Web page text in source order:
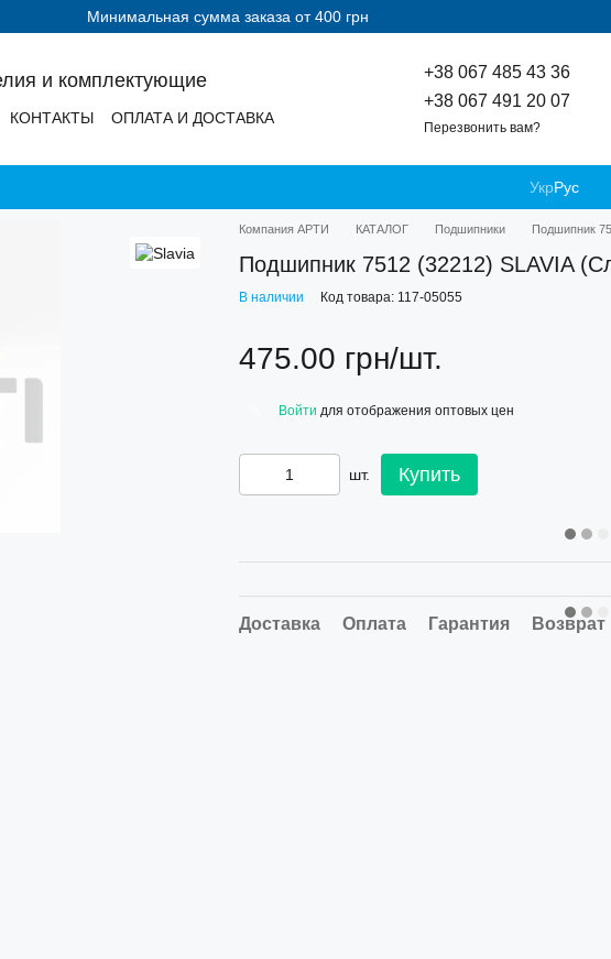
Минимальная сумма заказа от 400 грн
и комплектующие
КОНТАКТЫ
ОПЛАТА И ДОСТАВКА
+38 067 485 43 36
+38 067 491 20 07
Перезвонить вам?
УкрРус
Компания АРТИ КАТАЛОГ Подшипники Подшипник
Подшипник 7512 (32212) SLAVIA
В наличии Код товара: 117-05055
475.00 грн/шт.
Войти для отображения оптовых цен
шт. Купить
Доставка Оплата Гарантия Возврат